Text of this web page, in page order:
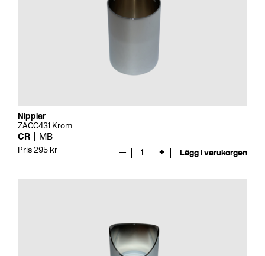
Nipplar
ZACC431 Krom
CR MB
Pris 295 kr — 1 + Lägg i varukorgen